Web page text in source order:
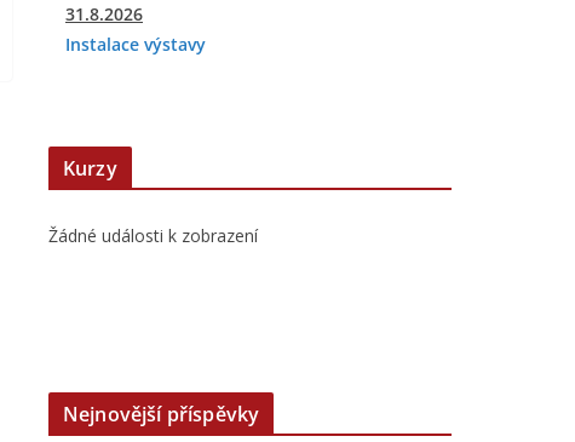
31.8.2026
Instalace výstavy
Kurzy
Žádné události k zobrazení
Nejnovější příspěvky